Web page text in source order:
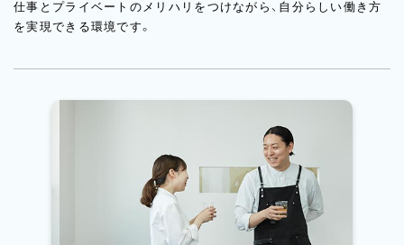
仕事とプライベートのメリハリをつけながら、自分らしい働き方
を実現できる環境です。